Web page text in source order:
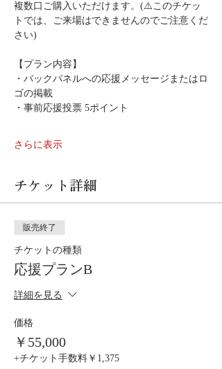
複数口ご購入いただけます。(⚠️このチケッ
トでは、ご来場はできませんのでご注意くだ
さい)
【プラン内容】
・バックパネルへの応援メッセージまたはロ
ゴの掲載
・事前応援投票 5ポイント
さらに表示
チケット詳細
販売終了
チケットの種類
応援プランB
詳細を見る
価格
￥55,000
+チケット手数料￥1,375